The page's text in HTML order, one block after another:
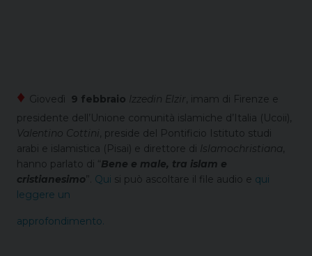
♦ Giovedì 9 febbraio Izzedin Elzir , imam di Firenze e
presidente dell’Unione comunità islamiche d’Italia (Ucoii),
Valentino Cottini, preside del Pontificio Istituto studi
arabi e islamistica (Pisai) e direttore di Islamochristiana,
hanno parlato di “Bene e male, tra islam e
cristianesimo ”. Qui si può ascoltare il file audio e qui
leggere un
approfondimento.